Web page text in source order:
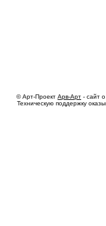
© Арт-Проект Арв-Арт - сайт
Техническую поддержку